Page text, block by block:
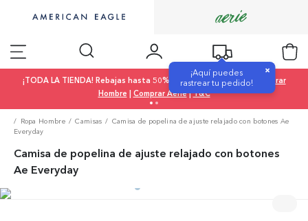
¡Aquí puedes
rastrear tu pedido!
×
¡TODA LA TIENDA! Rebajas hasta 50% OFF |Comprar Mujer|
Comprar
Hombre | Comprar Aerie|T&C
Ropa Hombre Camisas
Camisa de popelina de ajuste relajado con botones Ae
Everyday
Camisa de popelina de ajuste relajado con botones
Ae Everyday